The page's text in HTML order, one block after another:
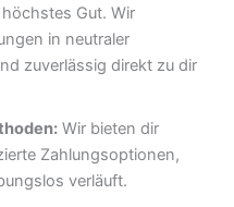
Gut. Wir
in neutraler
zuverlässig direkt zu dir
Wir bieten dir
Zahlungsoptionen,
verläuft.